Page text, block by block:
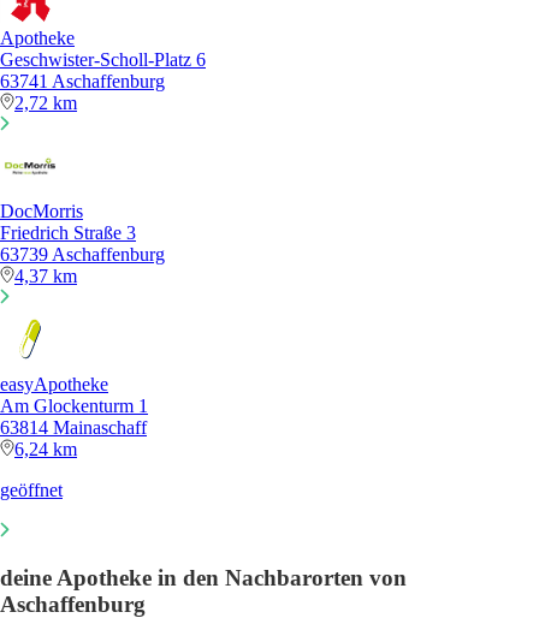
Apotheke
Geschwister-Scholl-Platz 6
63741 Aschaffenburg
2,72 km
DocMorris
Friedrich Straße 3
63739 Aschaffenburg
4,37 km
easyApotheke
Am Glockenturm 1
63814 Mainaschaff
6,24 km
geöffnet
deine Apotheke in den Nachbarorten von
Aschaffenburg